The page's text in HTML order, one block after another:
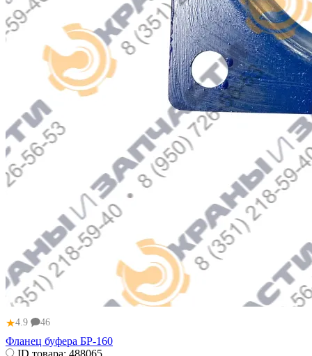
★4.9 46
Фланец буфера БР-160
ID товара: 488065